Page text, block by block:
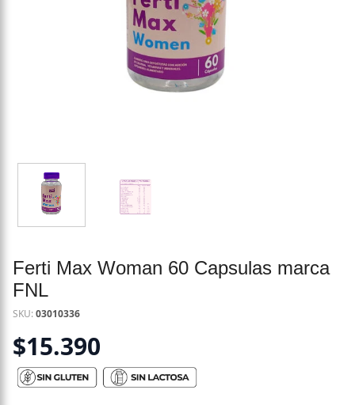
Ferti Max Woman 60 Capsulas marca
FNL
SKU:03010336
$15.390